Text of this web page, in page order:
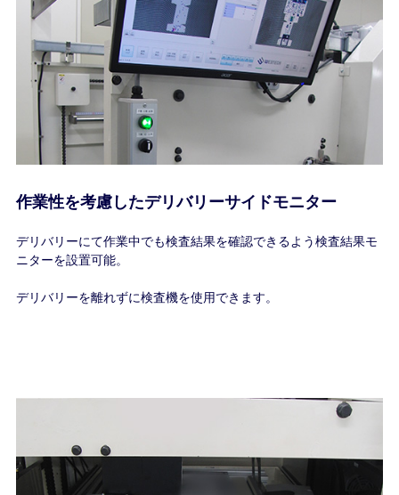
作業性を考慮したデリバリーサイドモニター
デリバリーにて作業中でも検査結果を確認できるよう検査結果モ
ニターを設置可能。
デリバリーを離れずに検査機を使用できます。